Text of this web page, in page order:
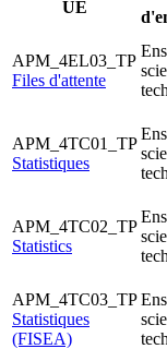
UE
APM_4EL03_TP
Files d'attente
APM_4TC01_TP
Statistiques
APM_4TC02_TP
Statistics
APM_4TC03_TP
Statistiques
(FISEA)